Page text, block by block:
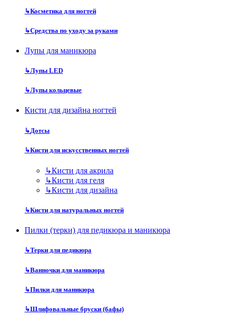
↳Косметика для ногтей
↳Средства по уходу за руками
Лупы для маникюра
↳Лупы LED
↳Лупы кольцевые
Кисти для дизайна ногтей
↳Дотсы
↳Кисти для искусственных ногтей
↳Кисти для акрила
↳Кисти для геля
↳Кисти для дизайна
↳Кисти для натуральных ногтей
Пилки (терки) для педикюра и маникюра
↳Терки для педикюра
↳Ванночки для маникюра
↳Пилки для маникюра
↳Шлифовальные бруски (бафы)